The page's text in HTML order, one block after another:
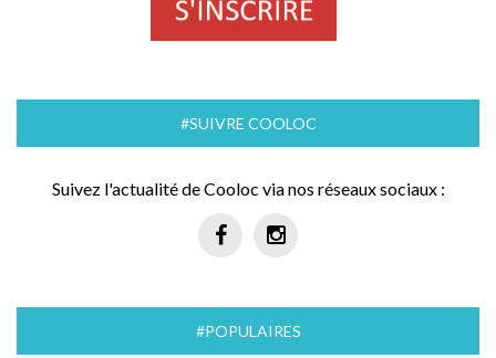
#SUIVRE COOLOC
Suivez l'actualité de Cooloc via nos réseaux sociaux :
#POPULAIRES